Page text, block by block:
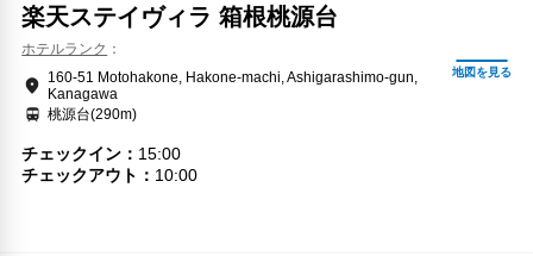
楽天ステイヴィラ 箱根桃源台
ホテルランク
160-51 Motohakone, Hakone-machi, Ashigarashimo-gun,
Kanagawa
桃源台(290m)
チェックイン
15:00
チェックアウト
10:00